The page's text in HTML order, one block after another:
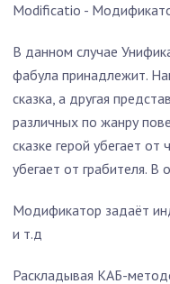
Modificatio -
В данном случае
фабула принадлежит.
сказка, а другая
различных по жанру
сказке герой убегает
убегает от грабителя. В
Модификатор задаёт
и т.д
Раскладывая КАБ-